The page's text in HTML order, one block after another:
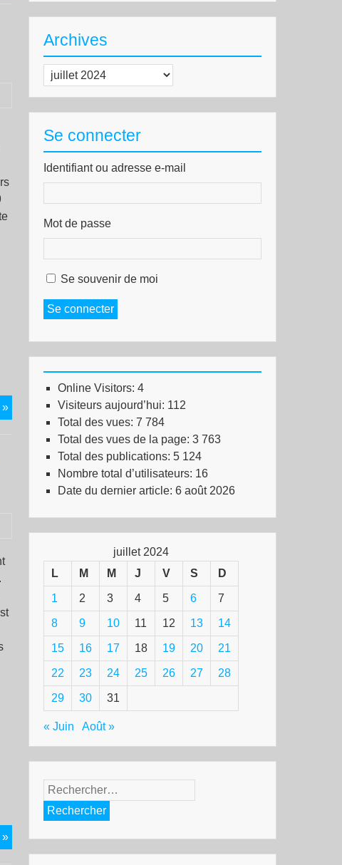
glaçants
revenus
de
»Après
les
sabotage
multiplient
»Macron
invite
Archives
Archives
Se connecter
Identifiant ou adresse e-mail
Mot de passe
Se souvenir de moi
Se connecter
Online Visitors: 4
Visiteurs aujourd’hui: 112
Total des vues: 7 784
Total des vues de la page: 3 763
Total des publications: 5 124
Nombre total d’utilisateurs: 16
Date du dernier article: 6 août 2026
juillet 2024
L
M M J V S D
1 2 3 4 5 6 7
8 9 10 11 12 13 14
15 16 17 18 19 20 21
22 23 24 25 26 27 28
29 30 31
« Juin Août »
Rechercher :